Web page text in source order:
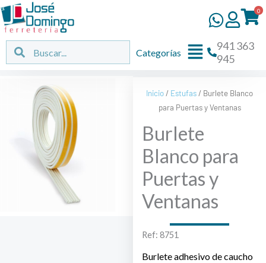
Ir
al
contenido
0
Buscar Buscar
Flyout
Categorías
941 363
945
Inicio / Estufas / Burlete Blanco
para Puertas y Ventanas
Burlete
Blanco para
Puertas y
Ventanas
Ref: 8751
Burlete adhesivo de caucho